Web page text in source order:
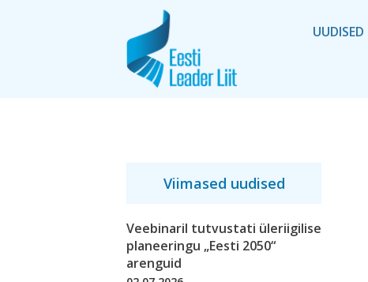
UUDISED
Viimased uudised
Veebinaril tutvustati üleriigilise
planeeringu „Eesti 2050“
arenguid